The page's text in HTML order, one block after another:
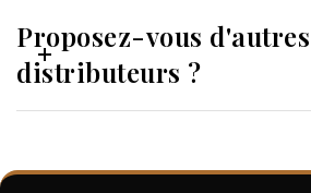
Proposez-vous
distributeurs ?